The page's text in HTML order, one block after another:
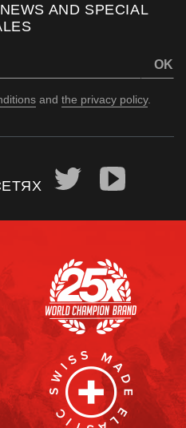
AND SPECIAL
OK
and the privacy policy.